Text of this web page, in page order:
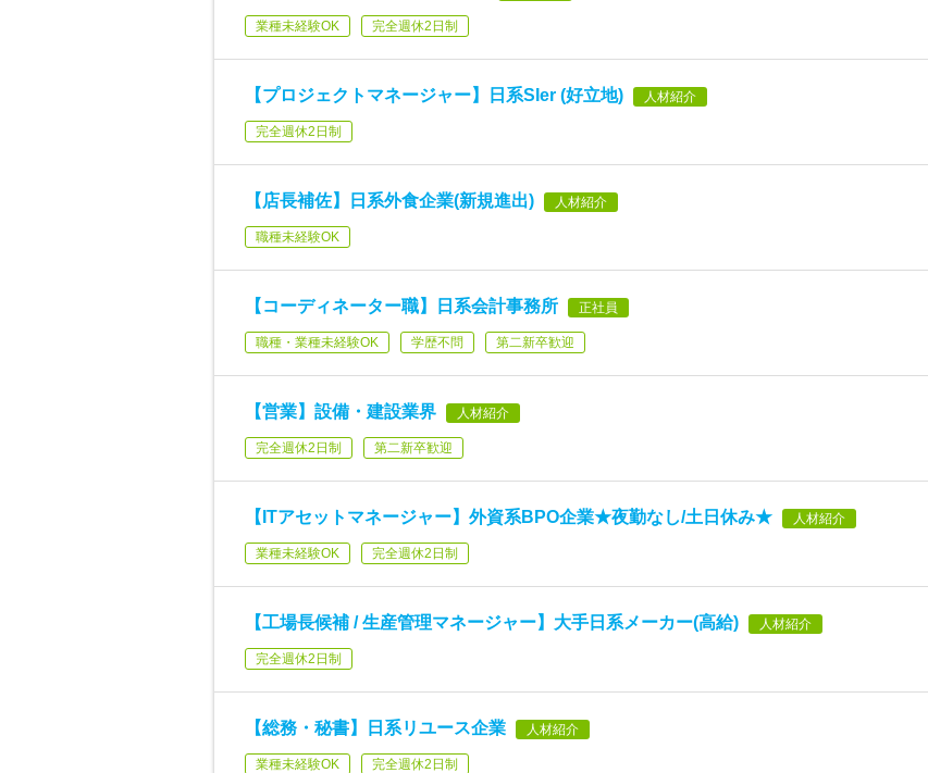
業種未経験OK 完全週休2日制
【プロジェクトマネージャー】日系SIer (好立地) 人材紹介
完全週休2日制
【店長補佐】日系外食企業(新規進出) 人材紹介
職種未経験OK
【コーディネーター職】日系会計事務所 正社員
職種・業種未経験OK 学歴不問 第二新卒歓迎
【営業】設備・建設業界 人材紹介
完全週休2日制 第二新卒歓迎
【ITアセットマネージャー】外資系BPO企業★夜勤なし/土日休み★ 人材紹介
業種未経験OK 完全週休2日制
【工場長候補 / 生産管理マネージャー】大手日系メーカー(高給) 人材紹介
完全週休2日制
【総務・秘書】日系リユース企業 人材紹介
業種未経験OK 完全週休2日制